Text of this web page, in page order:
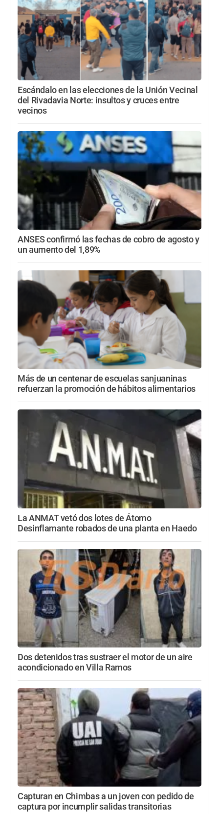
Escándalo en las elecciones de la Unión Vecinal
del Rivadavia Norte: insultos y cruces entre
vecinos
ANSES confirmó las fechas de cobro de agosto y
un aumento del 1,89%
Más de un centenar de escuelas sanjuaninas
refuerzan la promoción de hábitos alimentarios
La ANMAT vetó dos lotes de Átomo
Desinflamante robados de una planta en Haedo
Dos detenidos tras sustraer el motor de un aire
acondicionado en Villa Ramos
Capturan en Chimbas a un joven con pedido de
captura por incumplir salidas transitorias